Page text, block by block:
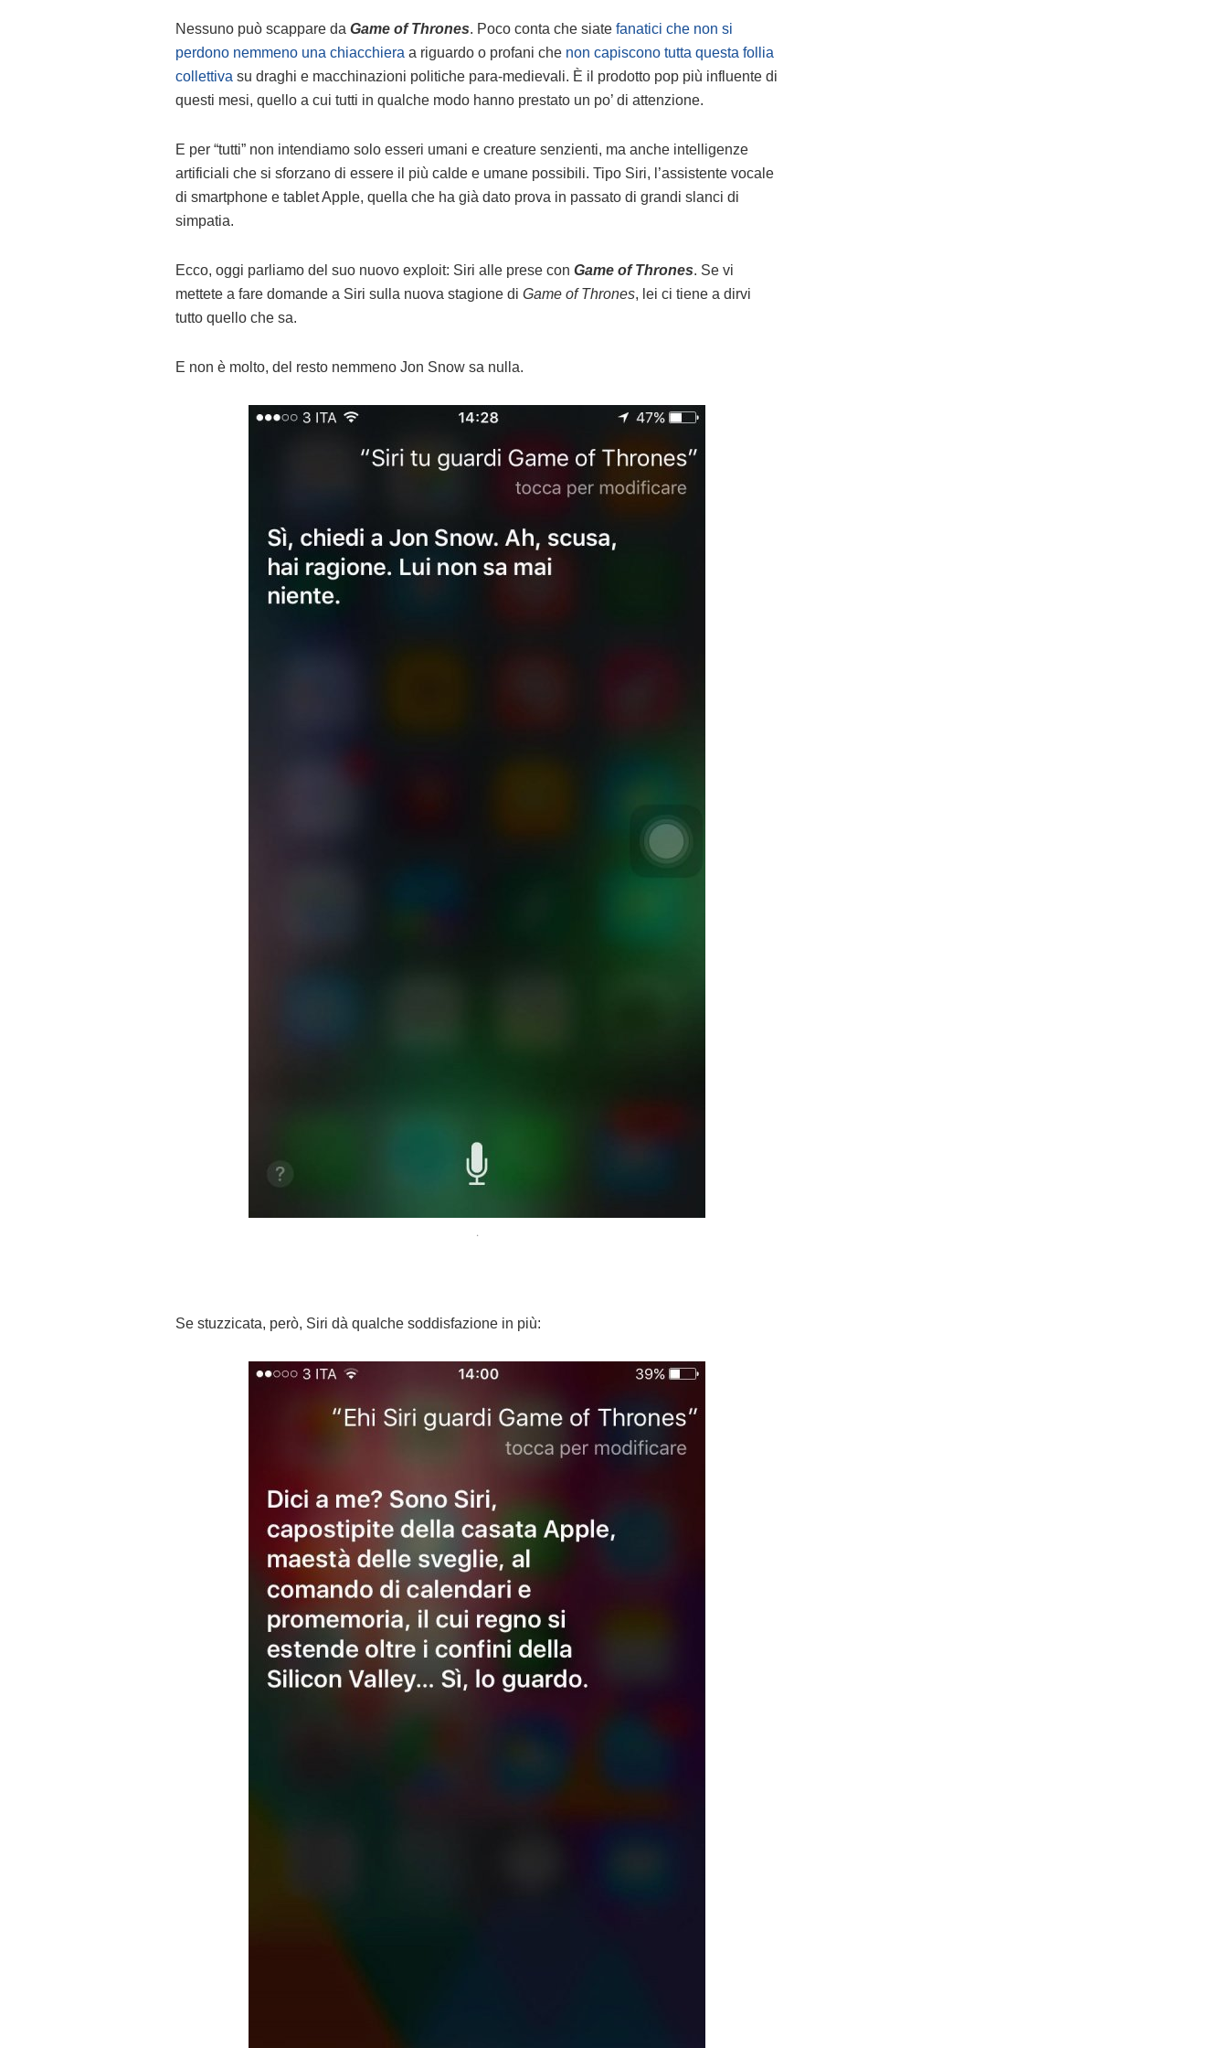
Nessuno può scappare da Game of Thrones. Poco conta che siate fanatici che non si
perdono nemmeno una chiacchiera a riguardo o profani che non capiscono tutta questa follia
collettiva su draghi e macchinazioni politiche para-medievali. È il prodotto pop più influente di
questi mesi, quello a cui tutti in qualche modo hanno prestato un po’ di attenzione.
E per “tutti” non intendiamo solo esseri umani e creature senzienti, ma anche intelligenze
artificiali che si sforzano di essere il più calde e umane possibili. Tipo Siri, l’assistente vocale
di smartphone e tablet Apple, quella che ha già dato prova in passato di grandi slanci di
simpatia.
Ecco, oggi parliamo del suo nuovo exploit: Siri alle prese con Game of Thrones. Se vi
mettete a fare domande a Siri sulla nuova stagione di Game of Thrones, lei ci tiene a dirvi
tutto quello che sa.
E non è molto, del resto nemmeno Jon Snow sa nulla.
.
Se stuzzicata, però, Siri dà qualche soddisfazione in più: